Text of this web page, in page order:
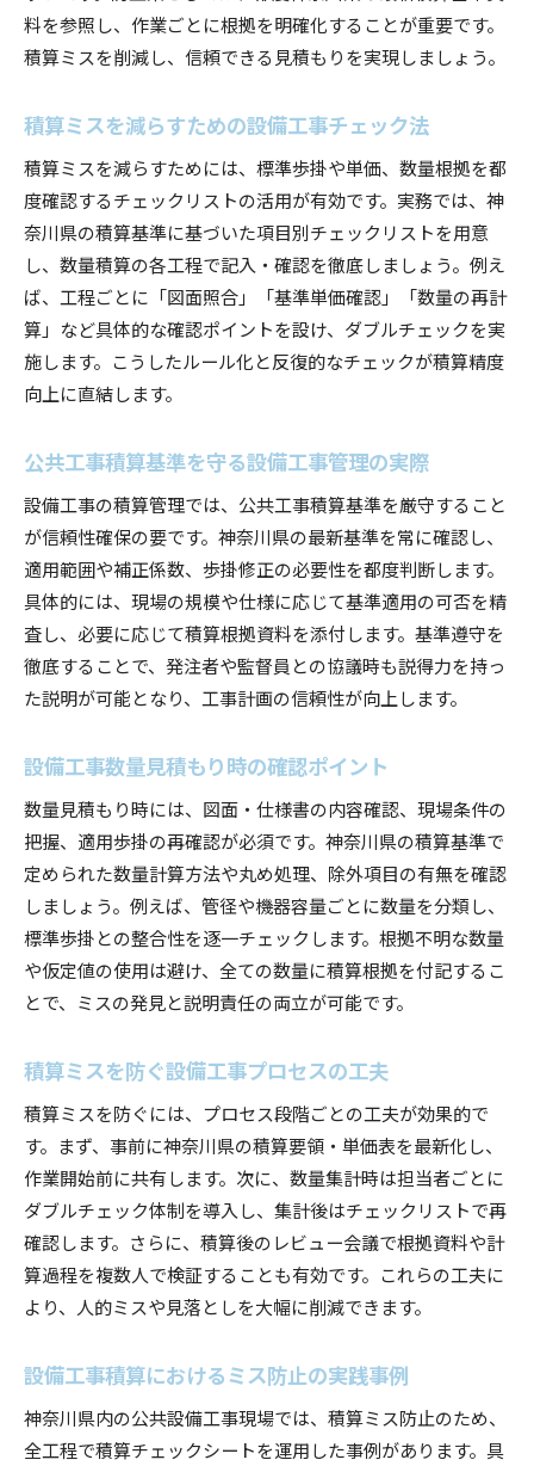
料を参照し、作業ごとに根拠を明確化することが重要です。
積算ミスを削減し、信頼できる見積もりを実現しましょう。
積算ミスを減らすための設備工事チェック法
積算ミスを減らすためには、標準歩掛や単価、数量根拠を都
度確認するチェックリストの活用が有効です。実務では、神
奈川県の積算基準に基づいた項目別チェックリストを用意
し、数量積算の各工程で記入・確認を徹底しましょう。例え
ば、工程ごとに「図面照合」「基準単価確認」「数量の再計
算」など具体的な確認ポイントを設け、ダブルチェックを実
施します。こうしたルール化と反復的なチェックが積算精度
向上に直結します。
公共工事積算基準を守る設備工事管理の実際
設備工事の積算管理では、公共工事積算基準を厳守すること
が信頼性確保の要です。神奈川県の最新基準を常に確認し、
適用範囲や補正係数、歩掛修正の必要性を都度判断します。
具体的には、現場の規模や仕様に応じて基準適用の可否を精
査し、必要に応じて積算根拠資料を添付します。基準遵守を
徹底することで、発注者や監督員との協議時も説得力を持っ
た説明が可能となり、工事計画の信頼性が向上します。
設備工事数量見積もり時の確認ポイント
数量見積もり時には、図面・仕様書の内容確認、現場条件の
把握、適用歩掛の再確認が必須です。神奈川県の積算基準で
定められた数量計算方法や丸め処理、除外項目の有無を確認
しましょう。例えば、管径や機器容量ごとに数量を分類し、
標準歩掛との整合性を逐一チェックします。根拠不明な数量
や仮定値の使用は避け、全ての数量に積算根拠を付記するこ
とで、ミスの発見と説明責任の両立が可能です。
積算ミスを防ぐ設備工事プロセスの工夫
積算ミスを防ぐには、プロセス段階ごとの工夫が効果的で
す。まず、事前に神奈川県の積算要領・単価表を最新化し、
作業開始前に共有します。次に、数量集計時は担当者ごとに
ダブルチェック体制を導入し、集計後はチェックリストで再
確認します。さらに、積算後のレビュー会議で根拠資料や計
算過程を複数人で検証することも有効です。これらの工夫に
より、人的ミスや見落としを大幅に削減できます。
設備工事積算におけるミス防止の実践事例
神奈川県内の公共設備工事現場では、積算ミス防止のため、
全工程で積算チェックシートを運用した事例があります。具